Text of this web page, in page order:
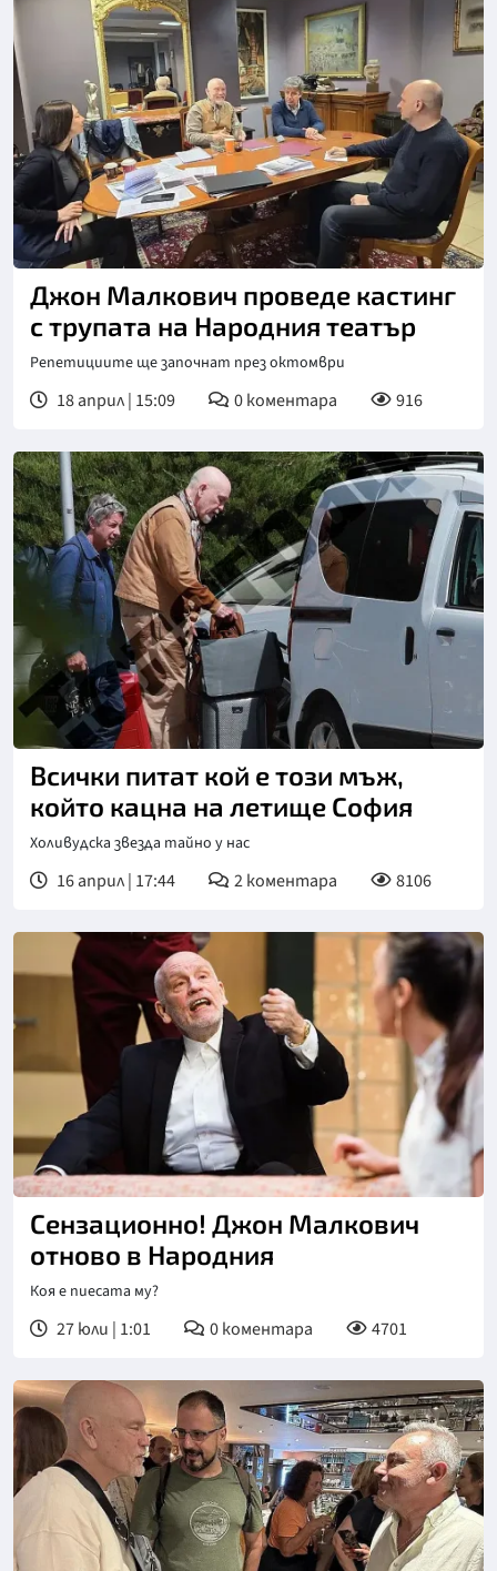
Снимка: БНТ
Джон Малкович проведе кастинг
с трупата на Народния театър
Репетициите ще започнат през октомври
18 април | 15:09 0коментара 916
Снимка: Телеграф
Всички питат кой е този мъж,
който кацна на летище София
Холивудска звезда тайно у нас
16 април | 17:44 2коментара 8106
Сензационно! Джон Малкович
отново в Народния
Коя е пиесата му?
27 юли | 1:01 0коментара 4701